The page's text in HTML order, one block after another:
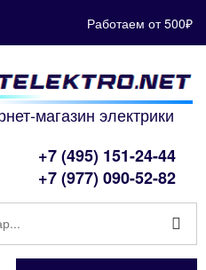
Работаем от 500₽
магазин электрики
+7 (495) 151-24-44
+7 (977) 090-52-82